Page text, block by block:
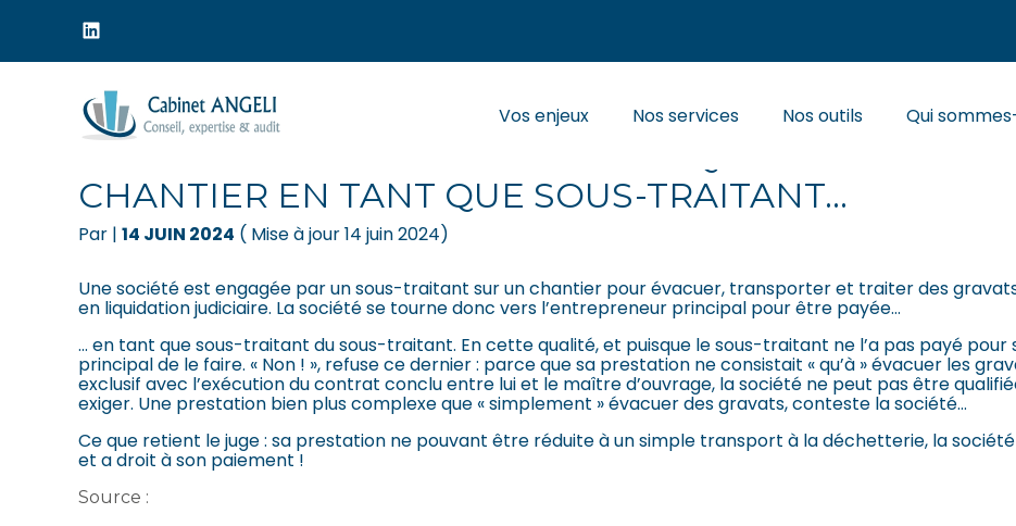
sub-
header
Aller
au
Principal
Vos enjeux Nos services Nos outils Qui
CHANTIER EN TANT QUE SOUS-TRAITANT…
Par | 14 JUIN 2024 ( Mise à jour 14 juin 2024)
Une société est engagée par un sous-traitant sur un chantier pour évacuer, transporter et traiter des
en liquidation judiciaire. La société se tourne donc vers l’entrepreneur principal pour être payée…
… en tant que sous-traitant du sous-traitant. En cette qualité, et puisque le sous-traitant ne l’a pas payé pour
principal de le faire. « Non ! », refuse ce dernier : parce que sa prestation ne consistait « qu’à » évacuer les
exclusif avec l’exécution du contrat conclu entre lui et le maître d’ouvrage, la société ne peut pas être
exiger. Une prestation bien plus complexe que « simplement » évacuer des gravats, conteste la société…
Ce que retient le juge : sa prestation ne pouvant être réduite à un simple transport à la déchetterie, la
et a droit à son paiement !
Source :